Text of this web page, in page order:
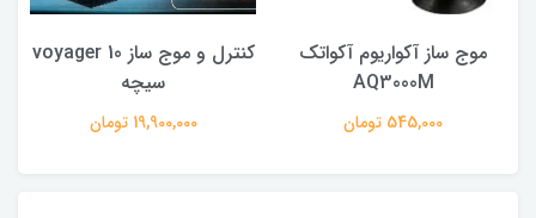
موج ساز آکواریوم آکواتک
AQ3000M
545,000 تومان
کنترل و موج ساز voyager 10
سیچه
19,900,000 تومان